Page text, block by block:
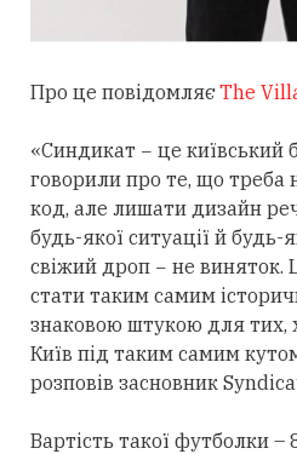
Про це повідомляєThe
«Синдикат − це
говорили про те, що треба
код, але лишати дизайн
будь-якої ситуації й будь-
свіжий дроп − не виняток.
стати таким самим
знаковою штукою для тих,
Київ під таким самим
розповів засновник
Вартість такої футболки –